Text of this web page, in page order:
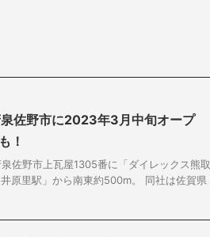
泉佐野市に2023年3月中旬オープ
！
佐野市上瓦屋1305番に「ダイレックス熊取
原里駅」から南東約500m。 同社は佐賀県